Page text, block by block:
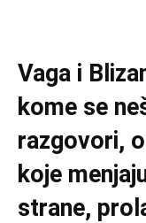
Vaga i
kome se
razgovori,
koje
strane,